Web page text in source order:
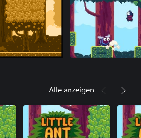
Alle anzeigen